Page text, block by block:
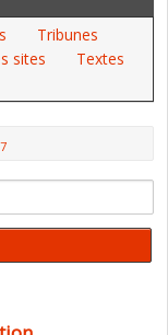
Tribunes
sites
Textes